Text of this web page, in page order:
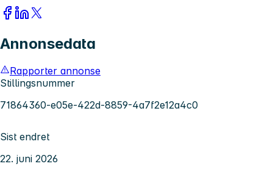
Annonsedata
Rapporter annonse
Stillingsnummer
71864360-e05e-422d-8859-4a7f2e12a4c0
Sist endret
22. juni 2026